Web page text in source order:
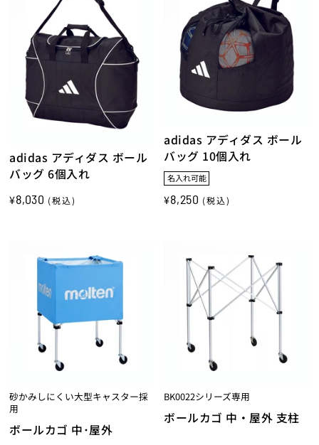
adidas アディダス ボール
バッグ 6個入れ
¥8,030 (税込)
adidas アディダス ボール
バッグ 10個入れ
名入れ可能
¥8,250 (税込)
砂かみしにくい大型キャスター採
用
ボールカゴ 中･屋外
BK0022シリーズ専用
ボールカゴ 中・屋外 支柱